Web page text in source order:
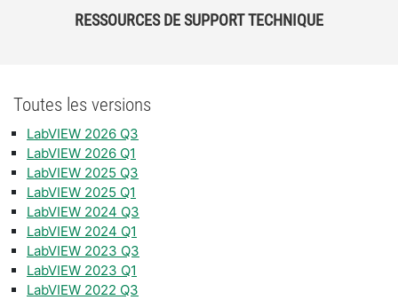
RESSOURCES DE SUPPORT TECHNIQUE
Toutes les versions
LabVIEW 2026 Q3
LabVIEW 2026 Q1
LabVIEW 2025 Q3
LabVIEW 2025 Q1
LabVIEW 2024 Q3
LabVIEW 2024 Q1
LabVIEW 2023 Q3
LabVIEW 2023 Q1
LabVIEW 2022 Q3